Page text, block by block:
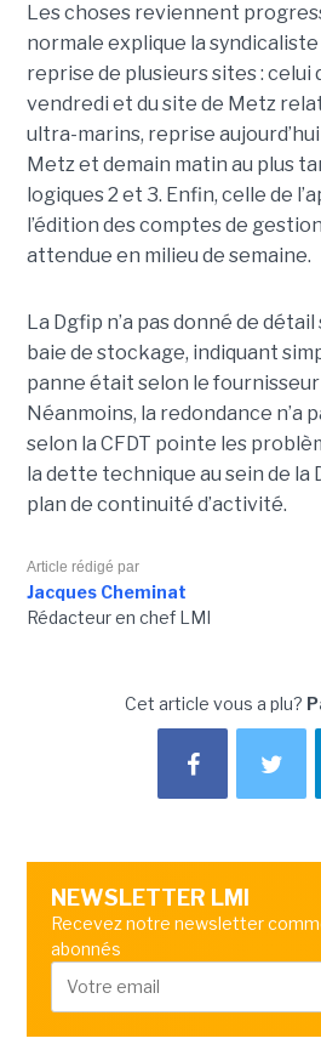
Les choses reviennent
normale explique la
reprise de plusieurs sites : celui
vendredi et du site de Metz
ultra-marins, reprise
Metz et demain matin au plus
logiques 2 et 3. Enfin, celle de
l’édition des comptes de
attendue en milieu de semaine.
La Dgfip n’a pas donné de
baie de stockage, indiquant
panne était selon le
Néanmoins, la redondance n’a
selon la CFDT pointe les
la dette technique au sein de la
plan de continuité d’activité.
Article rédigé par
Jacques Cheminat
Rédacteur en chef LMI
Cet article vous a plu?
NEWSLETTER LMI
Recevez notre newsletter
abonnés